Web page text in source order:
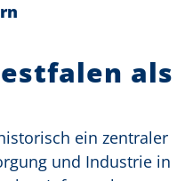
als
ein zentraler
und Industrie in